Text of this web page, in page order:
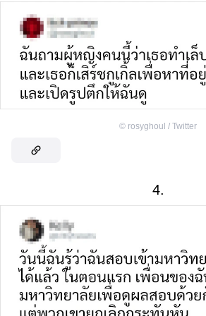
© rosyghoul / Twitter
4.